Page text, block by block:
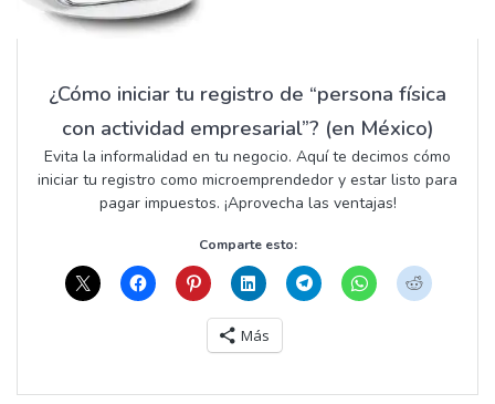
¿Cómo iniciar tu registro de “persona física
con actividad empresarial”? (en México)
Evita la informalidad en tu negocio. Aquí te decimos cómo
iniciar tu registro como microemprendedor y estar listo para
pagar impuestos. ¡Aprovecha las ventajas!
Comparte esto:
Más